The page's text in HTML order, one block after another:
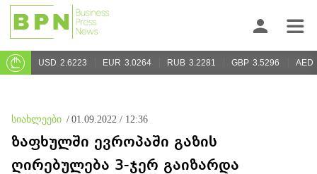
USD 2.6223 EUR 3.0264 RUB 3.2281 GBP 3.5296 AED
სიახლეები / 01.09.2022 / 12:36
ზაფხულში ევროპაში გაზის
ღირებულება 3-ჯერ გაიზარდა